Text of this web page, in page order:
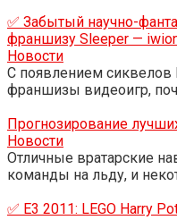
✅ Забытый научно-
франшизу Sleeper —
Новости
С появлением сиквелов
франшизы видеоигр,
Прогнозирование
Новости
Отличные вратарские
команды на льду, и
✅ E3 2011: LEGO Harry